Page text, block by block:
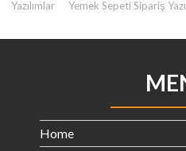
Yazılımlar Yemek Sepeti Sipariş
Home